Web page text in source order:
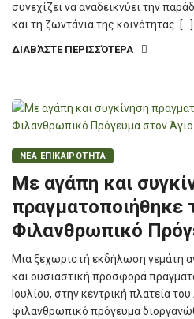
συνεχίζει να αναδεικνύει την
και τη ζωντάνια της κοινότητας. […]
ΔΙΑΒΆΣΤΕ ΠΕΡΙΣΣΌΤΕΡΑ
ΝΕΑ ΕΠΙΚΑΙΡΟΤΗΤΑ
Με αγάπη και
πραγματοποιήθηκε
Φιλανθρωπικό
Μια ξεχωριστή εκδήλωση γεμάτη
και ουσιαστική προσφορά
Ιουλίου, στην κεντρική πλατεία
φιλανθρωπικό πρόγευμα